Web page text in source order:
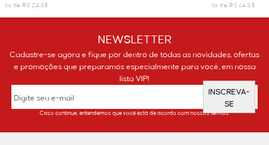
6x de R$ 24,83
6x de R$ 64,83
NEWSLETTER
Cadastre-se agora e fique por dentro de todas as novidades, ofertas
e promoções que preparamos especialmente para você, em nossa
lista VIP!
INSCREVA-
SE
Caso continue, entendemos que você está de acordo com nossos termos.